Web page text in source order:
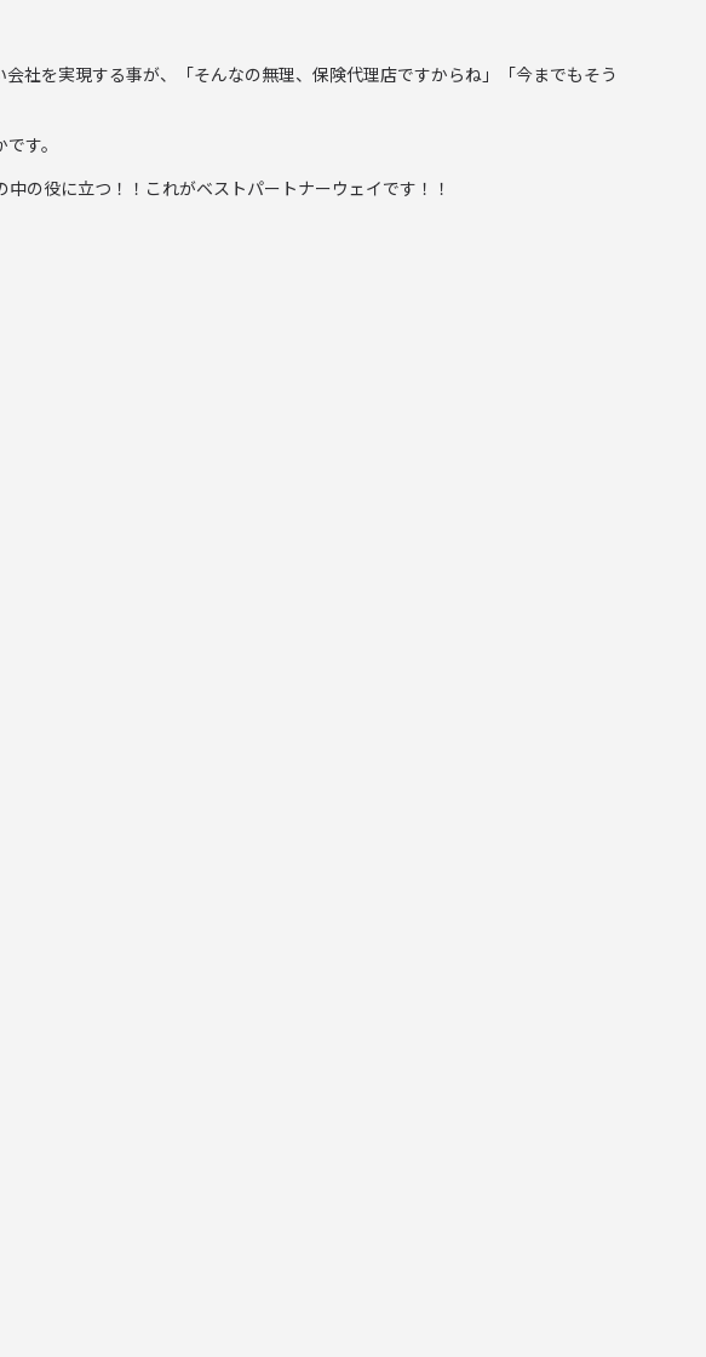
社を実現する事が、「そんなの無理、保険代理店ですからね」「今までもそう
す。
の役に立つ！！これがベストパートナーウェイです！！